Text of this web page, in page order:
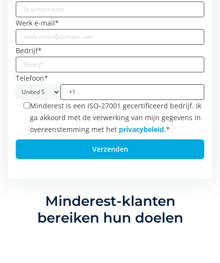
Werk e-mail*
Bedrijf*
Telefoon*
Minderest is een ISO-27001 gecertificeerd bedrijf. Ik
ga akkoord met de verwerking van mijn gegevens in
overeenstemming met het privacybeleid.*
Minderest-klanten
bereiken hun doelen